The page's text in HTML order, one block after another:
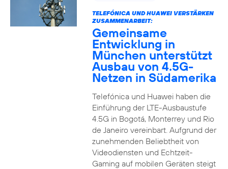
TELEFÓNICA UND HUAWEI VERSTÄRKEN
ZUSAMMENARBEIT:
Gemeinsame
Entwicklung in
München unterstützt
Ausbau von 4.5G-
Netzen in Südamerika
Telefónica und Huawei haben die
Einführung der LTE-Ausbaustufe
4.5G in Bogotá, Monterrey und Rio
de Janeiro vereinbart. Aufgrund der
zunehmenden Beliebtheit von
Videodiensten und Echtzeit-
Gaming auf mobilen Geräten steigt